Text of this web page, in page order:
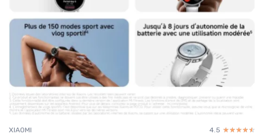
XIAOMI 4.5 ☆☆☆☆☆
★★★★★